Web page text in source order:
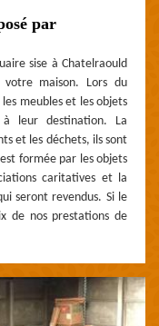
par
sise à Chatelraould
maison. Lors du
meubles et les objets
leur destination. La
et les déchets, ils sont
formée par les objets
caritatives et la
seront revendus. Si le
de nos prestations de